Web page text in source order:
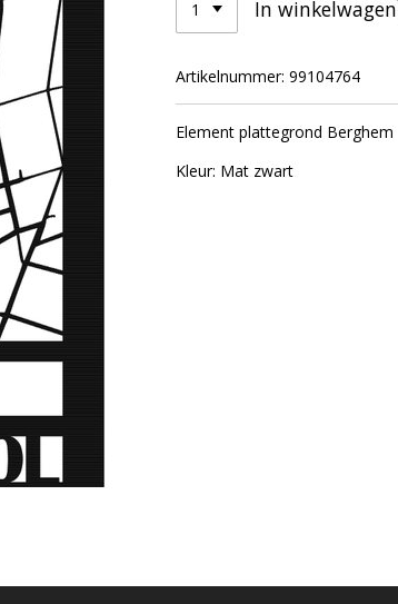
In winkelwagen
Artikelnummer: 99104764
Element plattegrond Berghem
Kleur: Mat zwart